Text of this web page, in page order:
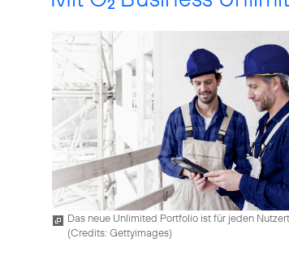
2
Das neue Unlimited Portfolio ist für jeden
(Credits: Gettyimages)